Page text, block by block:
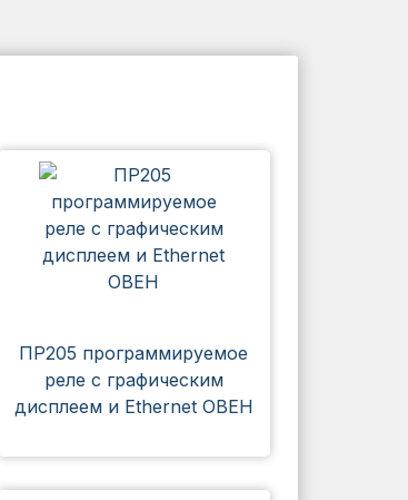
ПР205 программируемое
реле с графическим
дисплеем и Ethernet ОВЕН